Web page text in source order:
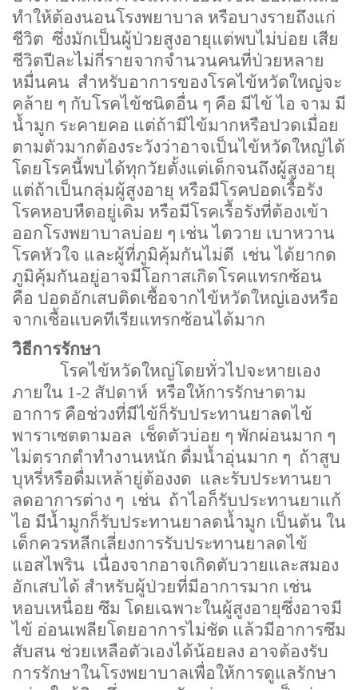
ทำให้ต้องนอนโรงพยาบาล หรือบางรายถึงแก่
ชีวิต ซึ่งมักเป็นผู้ป่วยสูงอายุแต่พบไม่บ่อย เสีย
ชีวิตปีละไม่กี่รายจากจำนวนคนที่ป่วยหลาย
หมื่นคน สำหรับอาการของโรคไข้หวัดใหญ่จะ
คล้าย ๆ กับโรคไข้ชนิดอื่น ๆ คือ มีไข้ ไอ จาม มี
น้ำมูก ระคายคอ แต่ถ้ามีไข้มากหรือปวดเมื่อย
ตามตัวมากต้องระวังว่าอาจเป็นไข้หวัดใหญ่ได้
โดยโรคนี้พบได้ทุกวัยตั้งแต่เด็กจนถึงผู้สูงอายุ
แต่ถ้าเป็นกลุ่มผู้สูงอายุ หรือมีโรคปอดเรื้อรัง
โรคหอบหืดอยู่เดิม หรือมีโรคเรื้อรังที่ต้องเข้า
ออกโรงพยาบาลบ่อย ๆ เช่น ไตวาย เบาหวาน
โรคหัวใจ และผู้ที่ภูมิคุ้มกันไม่ดี เช่น ได้ยากด
ภูมิคุ้มกันอยู่อาจมีโอกาสเกิดโรคแทรกซ้อน
คือ ปอดอักเสบติดเชื้อจากไข้หวัดใหญ่เองหรือ
จากเชื้อแบคทีเรียแทรกซ้อนได้มาก
วิธีการรักษา
โรคไข้หวัดใหญ่โดยทั่วไปจะหายเอง
ภายใน 1-2 สัปดาห์ หรือให้การรักษาตาม
อาการ คือช่วงที่มีไข้ก็รับประทานยาลดไข้
พาราเซตตามอล เช็ดตัวบ่อย ๆ พักผ่อนมาก ๆ
ไม่ตรากตำทำงานหนัก ดื่มน้ำอุ่นมาก ๆ ถ้าสูบ
บุหรี่หรือดื่มเหล้ายู่ต้องงด และรับประทานยา
ลดอาการต่าง ๆ เช่น ถ้าไอก็รับประทานยาแก้
ไอ มีน้ำมูกก็รับประทานยาลดน้ำมูก เป็นต้น ใน
เด็กควรหลีกเลี่ยงการรับประทานยาลดไข้
แอสไพริน เนื่องจากอาจเกิดตับวายและสมอง
อักเสบได้ สำหรับผู้ป่วยที่มีอาการมาก เช่น
หอบเหนื่อย ซึม โดยเฉพาะในผู้สูงอายุซึ่งอาจมี
ไข้ อ่อนเพลียโดยอาการไม่ชัด แล้วมีอาการซึม
สับสน ช่วยเหลือตัวเองได้น้อยลง อาจต้องรับ
การรักษาในโรงพยาบาลเพื่อให้การดูแลรักษา